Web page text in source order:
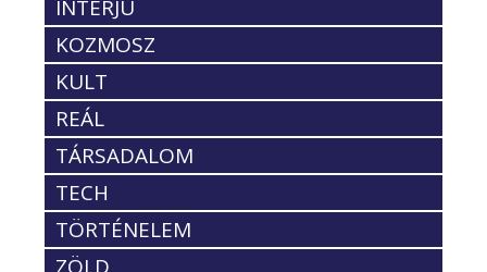
INTERJÚ
KOZMOSZ
KULT
REÁL
TÁRSADALOM
TECH
TÖRTÉNELEM